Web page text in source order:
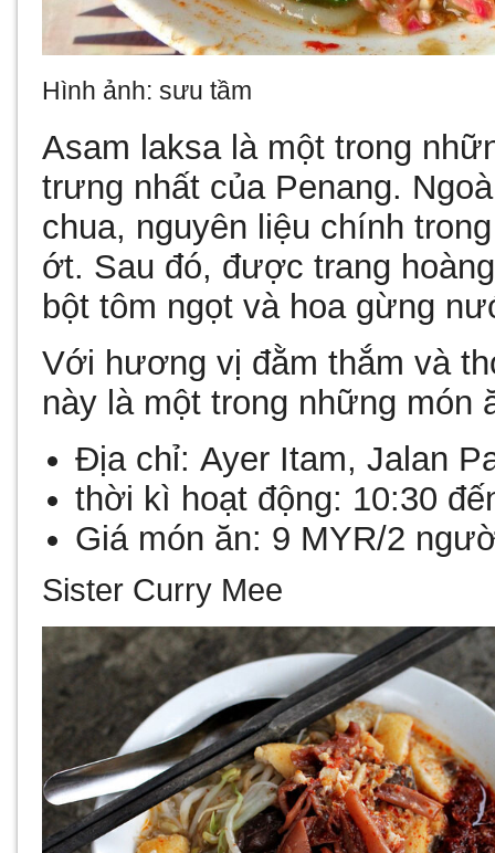
Hình ảnh: sưu tầm
Asam laksa là một trong
trưng nhất của Penang.
chua, nguyên liệu chính
ớt. Sau đó, được trang
bột tôm ngọt và hoa gừng
Với hương vị đằm thắm và
này là một trong những
Địa chỉ: Ayer Itam, Jalan
thời kì hoạt động: 10:30
Giá món ăn: 9 MYR/2
Sister Curry Mee